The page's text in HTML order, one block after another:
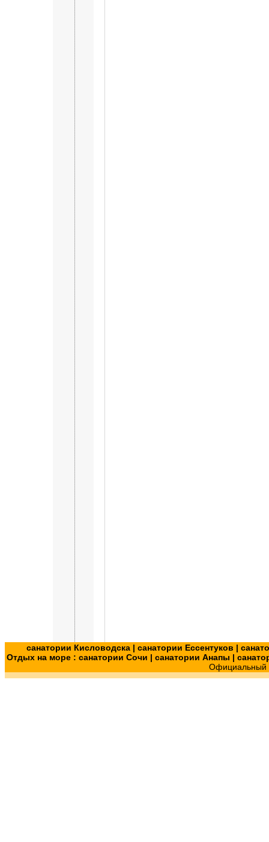
санатории Кисловодска| санатории Ессентуков |
Отдых на море : санатории Сочи | санатории Анапы |
Официальный